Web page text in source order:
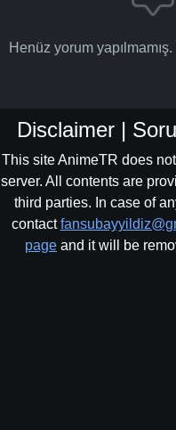
Henüz yorum
Disclaimer |
This site AnimeTR does
server. All contents are
third parties. In case of
contact
page and it will be